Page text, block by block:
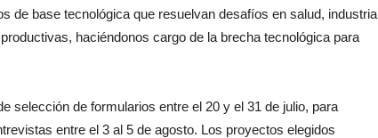
de base tecnológica que resuelvan desafíos en salud, industria
haciéndonos cargo de la brecha tecnológica para
selección de formularios entre el 20 y el 31 de julio, para
entre el 3 al 5 de agosto. Los proyectos elegidos